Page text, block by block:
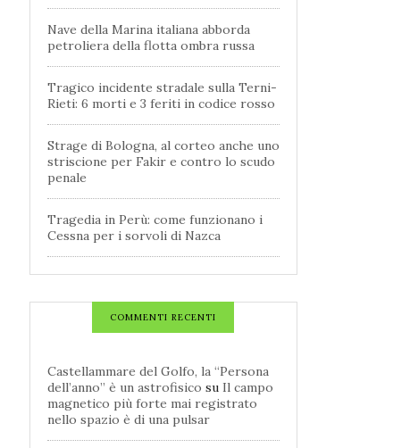
Nave della Marina italiana abborda
petroliera della flotta ombra russa
Tragico incidente stradale sulla Terni-
Rieti: 6 morti e 3 feriti in codice rosso
Strage di Bologna, al corteo anche uno
striscione per Fakir e contro lo scudo
penale
Tragedia in Perù: come funzionano i
Cessna per i sorvoli di Nazca
COMMENTI RECENTI
Castellammare del Golfo, la “Persona
dell’anno” è un astrofisico su Il campo
magnetico più forte mai registrato
nello spazio è di una pulsar